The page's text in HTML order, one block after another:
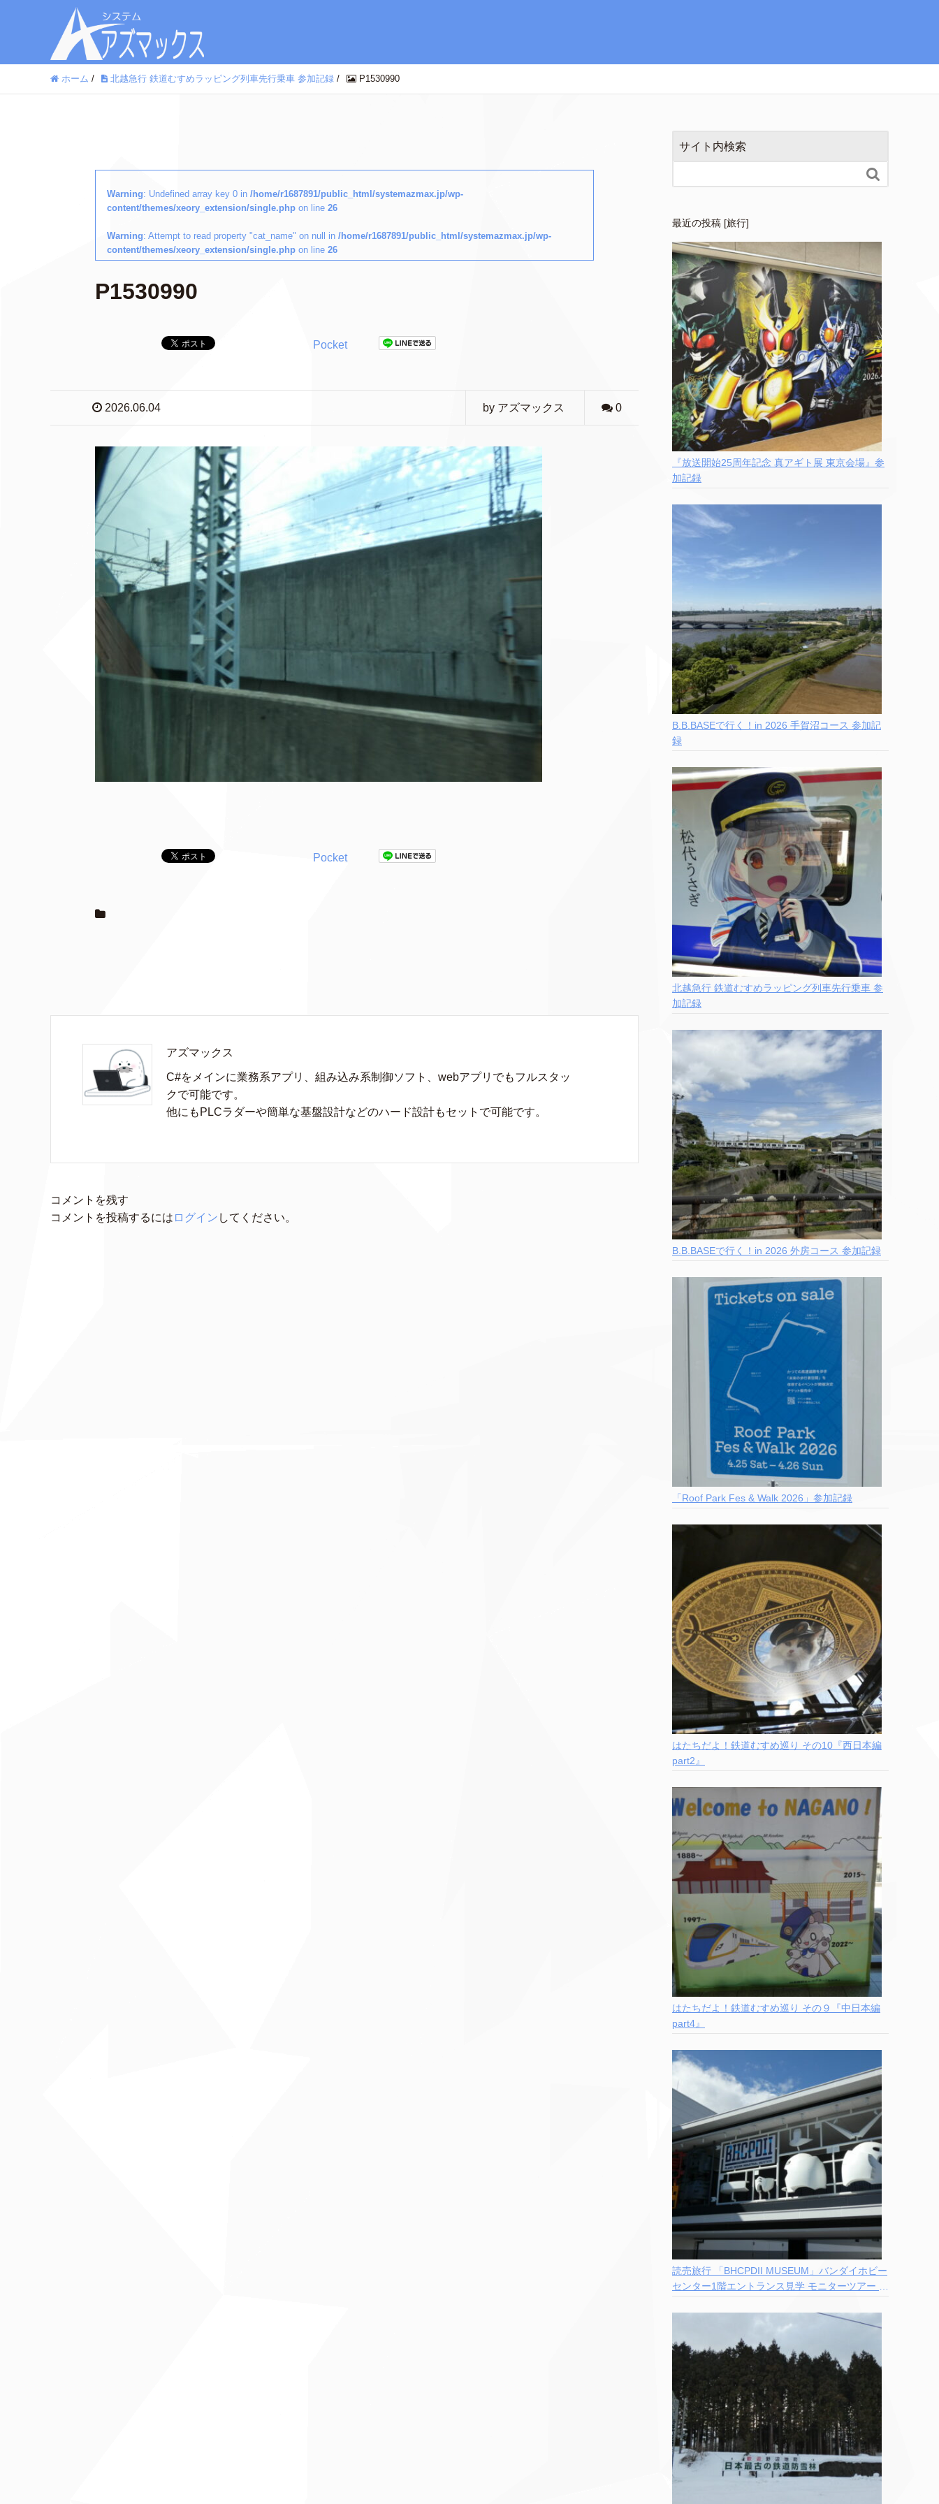
ホーム / 北越急行 鉄道むすめラッピング列車先行乗車 参加記録 / P1530990
Warning: Undefined array key 0 in /home/r1687891/public_html/systemazmax.jp/wp-
content/themes/xeory_extension/single.php on line 26
Warning: Attempt to read property "cat_name" on null in /home/r1687891/public_html/systemazmax.jp/wp-
content/themes/xeory_extension/single.php on line 26
P1530990
Pocket
2026.06.04 by アズマックス 0
Pocket
アズマックス
C#をメインに業務系アプリ、組み込み系制御ソフト、webアプリでもフルスタッ
クで可能です。
他にもPLCラダーや簡単な基盤設計などのハード設計もセットで可能です。
コメントを残す
コメントを投稿するには ログイン してください。
サイト内検索

最近の投稿 [旅行]
『放送開始25周年記念 真アギト展 東京会場』参
加記録
B.B.BASEで行く！in 2026 手賀沼コース 参加記
録
北越急行 鉄道むすめラッピング列車先行乗車 参
加記録
B.B.BASEで行く！in 2026 外房コース 参加記録
「Roof Park Fes & Walk 2026」参加記録
はたちだよ！鉄道むすめ巡り その10『西日本編
part2』
はたちだよ！鉄道むすめ巡り その９『中日本編
part4』
読売旅行 「BHCPDII MUSEUM」バンダイホビー
センター1階エントランス見学 モニターツアー 参